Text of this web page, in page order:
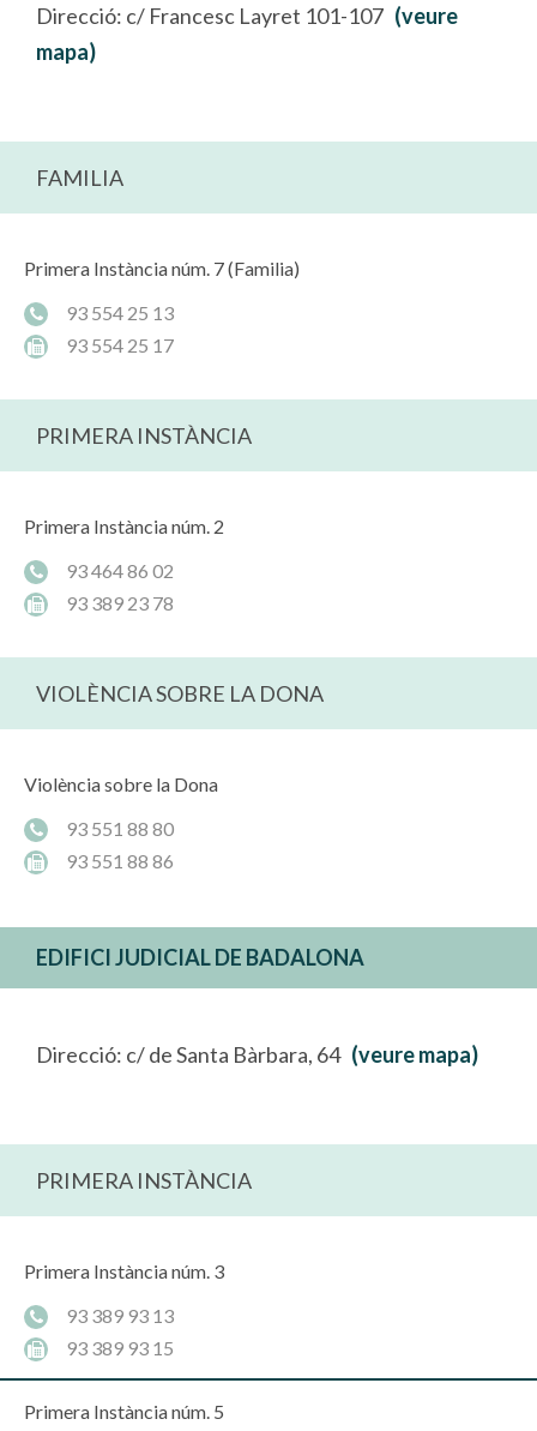
Direcció: c/ Francesc Layret 101-107 (veure
mapa)
FAMILIA
Primera Instància núm. 7 (Familia)
93 554 25 13
93 554 25 17
PRIMERA INSTÀNCIA
Primera Instància núm. 2
93 464 86 02
93 389 23 78
VIOLÈNCIA SOBRE LA DONA
Violència sobre la Dona
93 551 88 80
93 551 88 86
EDIFICI JUDICIAL DE BADALONA
Direcció: c/ de Santa Bàrbara, 64 (veure mapa)
PRIMERA INSTÀNCIA
Primera Instància núm. 3
93 389 93 13
93 389 93 15
Primera Instància núm. 5